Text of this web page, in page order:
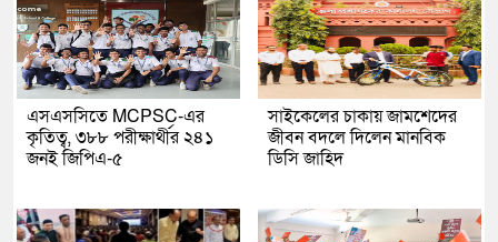
এসএসসিতে MCPSC-এর
কৃতিত্ব, ৩৮৮ পরীক্ষার্থীর ২৪১
জনই জিপিএ-৫
সাইকেলের চাকায় জামশেদের
জীবন বদলে দিলেন মানবিক
ডিসি জাহিদ